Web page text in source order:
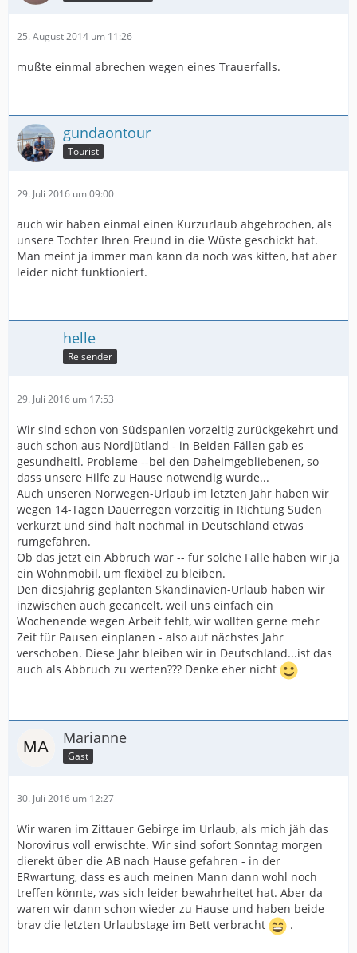
25. August 2014 um 11:26
mußte einmal abrechen wegen eines Trauerfalls.
gundaontour
Tourist
29. Juli 2016 um 09:00
auch wir haben einmal einen Kurzurlaub abgebrochen, als
unsere Tochter Ihren Freund in die Wüste geschickt hat.
Man meint ja immer man kann da noch was kitten, hat aber
leider nicht funktioniert.
helle
Reisender
29. Juli 2016 um 17:53
Wir sind schon von Südspanien vorzeitig zurückgekehrt und
auch schon aus Nordjütland - in Beiden Fällen gab es
gesundheitl. Probleme --bei den Daheimgebliebenen, so
dass unsere Hilfe zu Hause notwendig wurde...
Auch unseren Norwegen-Urlaub im letzten Jahr haben wir
wegen 14-Tagen Dauerregen vorzeitig in Richtung Süden
verkürzt und sind halt nochmal in Deutschland etwas
rumgefahren.
Ob das jetzt ein Abbruch war -- für solche Fälle haben wir ja
ein Wohnmobil, um flexibel zu bleiben.
Den diesjährig geplanten Skandinavien-Urlaub haben wir
inzwischen auch gecancelt, weil uns einfach ein
Wochenende wegen Arbeit fehlt, wir wollten gerne mehr
Zeit für Pausen einplanen - also auf nächstes Jahr
verschoben. Diese Jahr bleiben wir in Deutschland...ist das
auch als Abbruch zu werten??? Denke eher nicht
Marianne
Gast
30. Juli 2016 um 12:27
Wir waren im Zittauer Gebirge im Urlaub, als mich jäh das
Norovirus voll erwischte. Wir sind sofort Sonntag morgen
dierekt über die AB nach Hause gefahren - in der
ERwartung, dass es auch meinen Mann dann wohl noch
treffen könnte, was sich leider bewahrheitet hat. Aber da
waren wir dann schon wieder zu Hause und haben beide
brav die letzten Urlaubstage im Bett verbracht
.